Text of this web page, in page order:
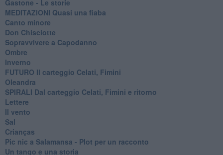
Gastone - Le storie
MEDITAZIONI Quasi una fiaba
Canto minore
Don Chisciotte
Sopravvivere a Capodanno
Ombre
Inverno
FUTURO Il carteggio Celati, Fimini
Oleandra
SPIRALI Dal carteggio Celati, Fimini e ritorno
Lettere
Il vento
Sal
Crianças
Pic nic a Salamansa - Plot per un racconto
Un tango e una storia